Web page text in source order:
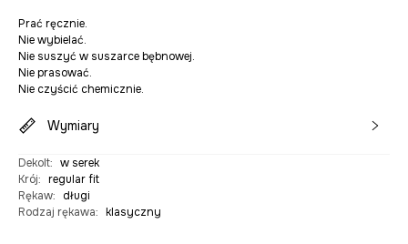
Prać ręcznie.
Nie wybielać.
Nie suszyć w suszarce bębnowej.
Nie prasować.
Nie czyścić chemicznie.
Wymiary
Dekolt: w serek
Krój: regular fit
Rękaw:
długi
Rodzaj rękawa: klasyczny